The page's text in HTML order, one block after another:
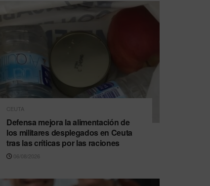
CEUTA
Defensa mejora la alimentación de
los militares desplegados en Ceuta
tras las críticas por las raciones
06/08/2026